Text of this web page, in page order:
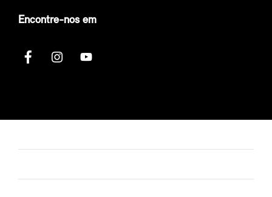
Encontre-nos em